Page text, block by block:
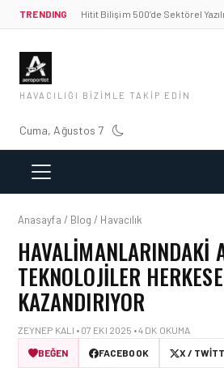
TRENDING Hitit Bilişim 500’de Sektörel
HAVACILIĞI BIZIMLE TAKIP EDIN
Cuma, Ağustos 7
Anasayfa / Blog / Havacılık
HAVALIMANLARINDAKI
TEKNOLOJILER HERKESE
KAZANDIRIYOR
ZEYNEP KALI • 07 EKI 2025 • 4 DK OKUMA
BEĞEN
FACEBOOK X /